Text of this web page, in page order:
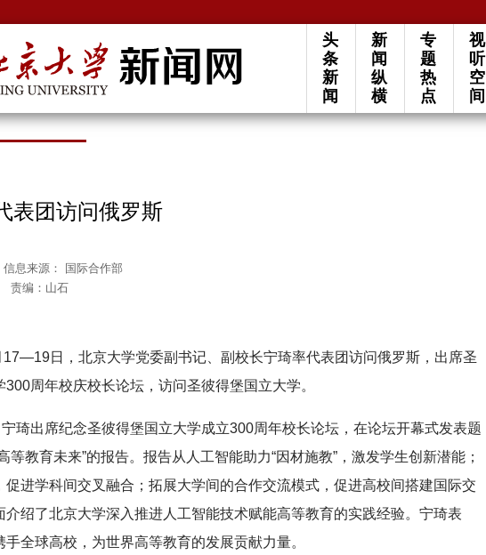
头
条
新
闻
新
闻
纵
横
专
题
热
点
视
听
空
间
表团访问俄罗斯
信息来源： 国际合作部
责编：山石
17—19日，北京大学党委副书记、副校长宁琦率代表团访问俄罗斯，出席圣
周年校庆校长论坛，访问圣彼得堡国立大学。
琦出席纪念圣彼得堡国立大学成立300周年校长论坛，在论坛开幕式发表题
等教育未来”的报告。报告从人工智能助力“因材施教”，激发学生创新潜能；
促进学科间交叉融合；拓展大学间的合作交流模式，促进高校间搭建国际交
介绍了北京大学深入推进人工智能技术赋能高等教育的实践经验。宁琦表
手全球高校，为世界高等教育的发展贡献力量。